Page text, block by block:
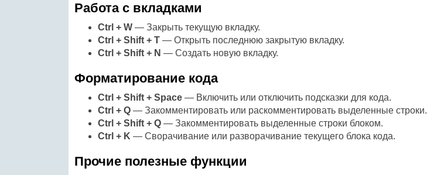
Работа с вкладками
Ctrl + W — Закрыть текущую вкладку.
Ctrl + Shift + T — Открыть последнюю закрытую вкладку.
Ctrl + Shift + N — Создать новую вкладку.
Форматирование кода
Ctrl + Shift + Space — Включить или отключить подсказки для кода.
Ctrl + Q — Закомментировать или раскомментировать выделенные строки.
Ctrl + Shift + Q — Закомментировать выделенные строки блоком.
Ctrl + K — Сворачивание или разворачивание текущего блока кода.
Прочие полезные функции